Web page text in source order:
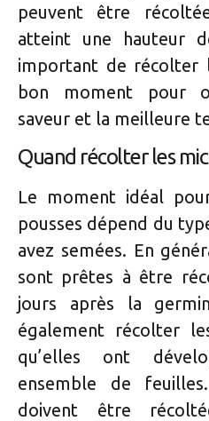
peuvent être
atteint une hauteur
important de récolter
bon moment pour
saveur et la meilleure
Quand récolter les
Le moment idéal
pousses dépend du
avez semées. En
sont prêtes à être
jours après la
également récolter
qu’elles ont
ensemble de
doivent être